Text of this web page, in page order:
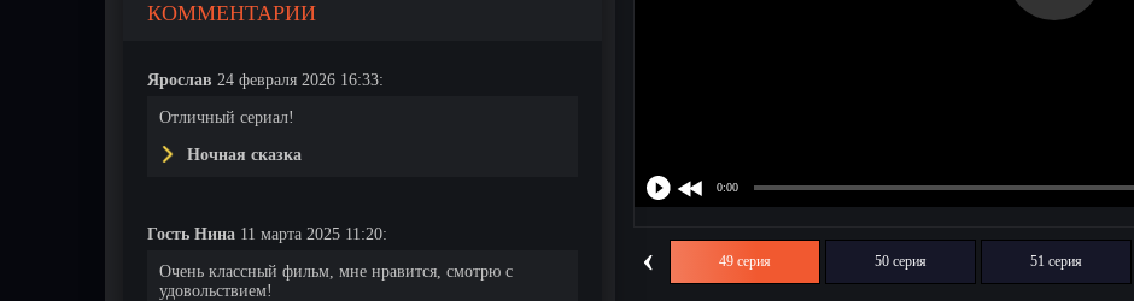
КОММЕНТАРИИ
Ярослав 24 февраля 2026 16:33:
Отличный сериал!
Ночная сказка
Гость Нина 11 марта 2025 11:20:
Очень классный фильм, мне нравится, смотрю с
удовольствием!
‹
46 серия 49 серия 50 серия 51 серия